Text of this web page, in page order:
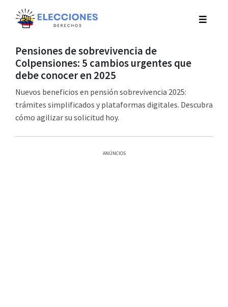
Pensiones de sobrevivencia de
Colpensiones: 5 cambios urgentes que
debe conocer en 2025
Nuevos beneficios en pensión sobrevivencia 2025:
trámites simplificados y plataformas digitales. Descubra
cómo agilizar su solicitud hoy.
ANÚNCIOS